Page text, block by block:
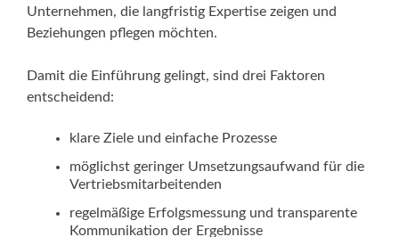
Unternehmen, die langfristig Expertise zeigen und
Beziehungen pflegen möchten.
Damit die Einführung gelingt, sind drei Faktoren
entscheidend:
klare Ziele und einfache Prozesse
möglichst geringer Umsetzungsaufwand für die
Vertriebsmitarbeitenden
regelmäßige Erfolgsmessung und transparente
Kommunikation der Ergebnisse